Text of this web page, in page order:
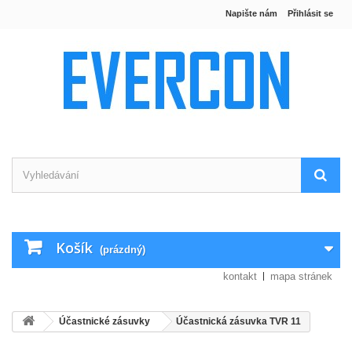
Přihlásit se
Napište nám
Košík (prázdný)
kontakt mapa stránek
Účastnické zásuvky Účastnická zásuvka TVR 11